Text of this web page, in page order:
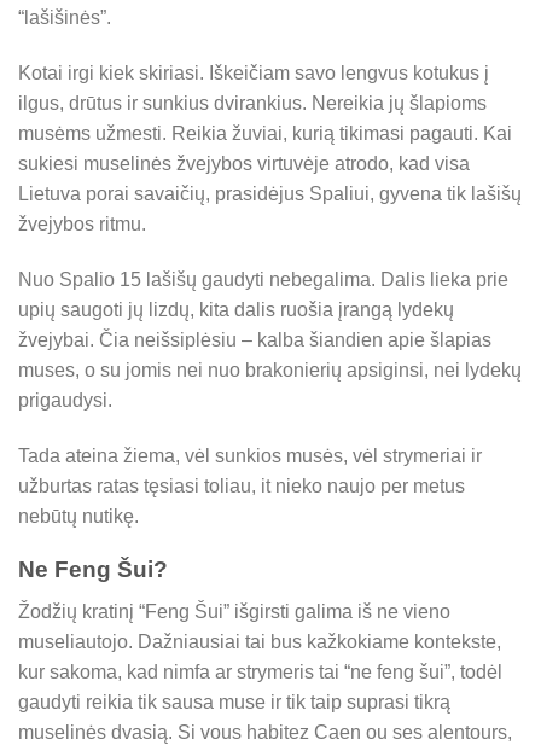
“lašišinės”.
Kotai irgi kiek skiriasi. Iškeičiam savo lengvus kotukus į
ilgus, drūtus ir sunkius dvirankius. Nereikia jų šlapioms
musėms užmesti. Reikia žuviai, kurią tikimasi pagauti. Kai
sukiesi muselinės žvejybos virtuvėje atrodo, kad visa
Lietuva porai savaičių, prasidėjus Spaliui, gyvena tik lašišų
žvejybos ritmu.
Nuo Spalio 15 lašišų gaudyti nebegalima. Dalis lieka prie
upių saugoti jų lizdų, kita dalis ruošia įrangą lydekų
žvejybai. Čia neišsiplėsiu – kalba šiandien apie šlapias
muses, o su jomis nei nuo brakonierių apsiginsi, nei lydekų
prigaudysi.
Tada ateina žiema, vėl sunkios musės, vėl strymeriai ir
užburtas ratas tęsiasi toliau, it nieko naujo per metus
nebūtų nutikę.
Ne Feng Šui?
Žodžių kratinį “Feng Šui” išgirsti galima iš ne vieno
museliautojo. Dažniausiai tai bus kažkokiame kontekste,
kur sakoma, kad nimfa ar strymeris tai “ne feng šui”, todėl
gaudyti reikia tik sausa muse ir tik taip suprasi tikrą
muselinės dvasią. Si vous habitez Caen ou ses alentours,